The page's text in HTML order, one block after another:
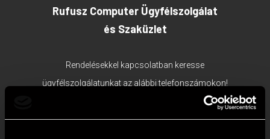
Rufusz Computer Ügyfélszolgálat
és Szaküzlet
Rendelésekkel kapcsolatban keresse
ügyfélszolgálatunkat az alábbi telefonszámokon!
1117 Budapest, Bercsényi utca 19/a.
Ügyfélszolgálat tel:+36 1 203 0382;